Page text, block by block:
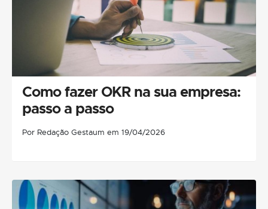
Como fazer OKR na sua empresa:
passo a passo
Por Redação Gestaum em 19/04/2026